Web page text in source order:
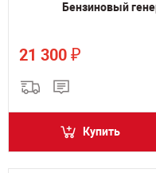
Бензиновый
21 300 ₽
Купить